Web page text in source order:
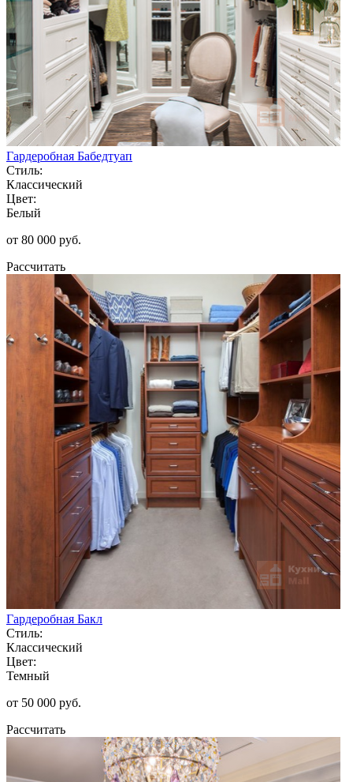
Гардеробная Бабедтуап
Стиль:
Классический
Цвет:
Белый
от 80 000 руб.
Рассчитать
Гардеробная Бакл
Стиль:
Классический
Цвет:
Темный
от 50 000 руб.
Рассчитать